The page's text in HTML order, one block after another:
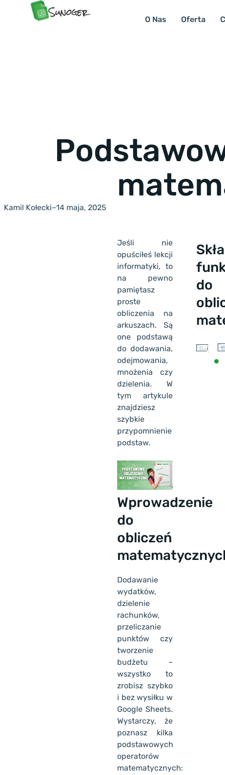
O Nas Oferta
Kamil Kołecki–14 maja, 2025
Jeśli nie
opuściłeś lekcji
informatyki, to
na pewno
pamiętasz
proste
obliczenia na
arkuszach. Są
one podstawą
do dodawania,
odejmowania,
mnożenia czy
dzielenia. W
tym artykule
znajdziesz
szybkie
przypomnienie
podstaw.
Wprowadzenie
do
obliczeń
Dodawanie
wydatków,
dzielenie
rachunków,
przeliczanie
punktów czy
tworzenie
budżetu –
wszystko to
zrobisz szybko
i bez wysiłku w
Google Sheets.
Wystarczy, że
poznasz kilka
podstawowych
operatorów
matematycznych:
do